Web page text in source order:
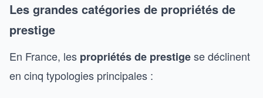
Les grandes catégories de propriétés de
prestige
En France, les propriétés de prestigese déclinent
en cinq typologies principales :